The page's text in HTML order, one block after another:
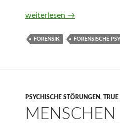
Jeder kann zum Mörder
weiterlesen →
FORENSIK FORENSISCHE
PSYCHISCHE STÖRUNGEN,
MENSCHEN